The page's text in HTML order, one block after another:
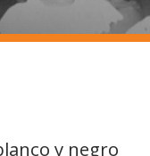
y negro